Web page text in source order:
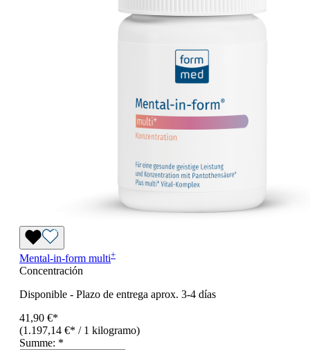
Mental-in-form multi+
Concentración
Disponible - Plazo de entrega aprox. 3-4 días
41,90 €*
(1.197,14 €* / 1 kilogramo)
Summe: *